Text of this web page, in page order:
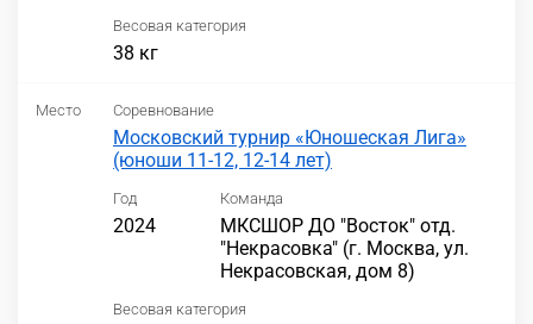
Весовая категория
38 кг
Место Соревнование
Московский турнир «Юношеская Лига»
(юноши 11-12, 12-14 лет)
Год
2024
Команда
МКСШОР ДО "Восток" отд.
"Некрасовка" (г. Москва, ул.
Некрасовская, дом 8)
Весовая категория